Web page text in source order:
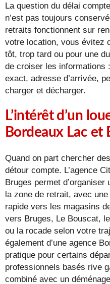
La question du délai
n’est pas toujours
retraits fonctionnent sur
votre location, vous évitez
tôt, trop tard ou pour une
de croiser les informations
exact, adresse d’arrivée,
charger et décharger.
L’intérêt d’un
Bordeaux Lac et
Quand on part chercher
détour compte. L’agence
Bruges permet
la zone de retrait, avec
rapide vers les magasins
vers Bruges, Le Bouscat,
ou la rocade selon votre
également d’une agence
pratique pour certains
professionnels basés rive
combiné avec un